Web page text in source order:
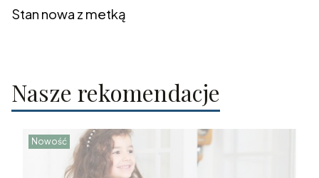
Stan nowa z metką
Nasze rekomendacje
Nowość